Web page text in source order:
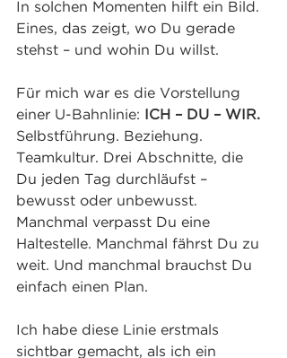
In solchen Momenten hilft ein Bild.
Eines, das zeigt, wo Du gerade
stehst – und wohin Du willst.
Für mich war es die Vorstellung
einer U-Bahnlinie:
ICH – DU – WIR.
Selbstführung. Beziehung.
Teamkultur. Drei Abschnitte, die
Du jeden Tag durchläufst –
bewusst oder unbewusst.
Manchmal verpasst Du eine
Haltestelle. Manchmal fährst Du zu
weit. Und manchmal brauchst Du
einfach einen Plan.
Ich habe diese Linie erstmals
sichtbar gemacht, als ich ein